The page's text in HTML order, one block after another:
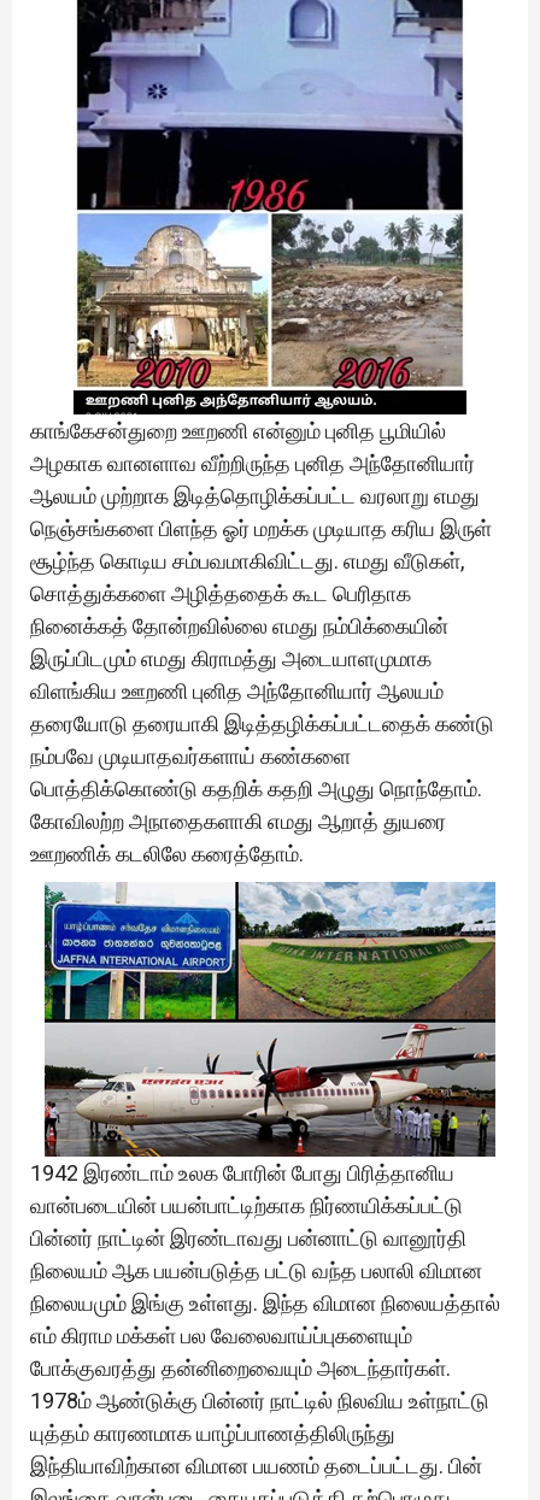
காங்கேசன்துறை ஊறணி என்னும் புனித பூமியில்
அழகாக வானளாவ வீற்றிருந்த புனித அந்தோனியார்
ஆலயம் முற்றாக இடித்தொழிக்கப்பட்ட வரலாறு எமது
நெஞ்சங்களை பிளந்த ஓர் மறக்க முடியாத கரிய இருள்
சூழ்ந்த கொடிய சம்பவமாகிவிட்டது. எமது வீடுகள்,
சொத்துக்களை அழித்ததைக் கூட பெரிதாக
நினைக்கத் தோன்றவில்லை எமது நம்பிக்கையின்
இருப்பிடமும் எமது கிராமத்து அடையாளமுமாக
விளங்கிய ஊறணி புனித அந்தோனியார் ஆலயம்
தரையோடு தரையாகி இடித்தழிக்கப்பட்டதைக் கண்டு
நம்பவே முடியாதவர்களாய் கண்களை
பொத்திக்கொண்டு கதறிக் கதறி அழுது நொந்தோம்.
கோவிலற்ற அநாதைகளாகி எமது ஆறாத் துயரை
ஊறணிக் கடலிலே கரைத்தோம்.
1942 இரண்டாம் உலக போரின் போது பிரித்தானிய
வான்படையின் பயன்பாட்டிற்காக நிர்ணயிக்கப்பட்டு
பின்னர் நாட்டின் இரண்டாவது பன்னாட்டு வானூர்தி
நிலையம் ஆக பயன்படுத்த பட்டு வந்த பலாலி விமான
நிலையமும் இங்கு உள்ளது. இந்த விமான நிலையத்தால்
எம் கிராம மக்கள் பல வேலைவாய்ப்புகளையும்
போக்குவரத்து தன்னிறைவையும் அடைந்தார்கள்.
1978ம் ஆண்டுக்கு பின்னர் நாட்டில் நிலவிய உள்நாட்டு
யுத்தம் காரணமாக யாழ்ப்பாணத்திலிருந்து
இந்தியாவிற்கான விமான பயணம் தடைப்பட்டது. பின்